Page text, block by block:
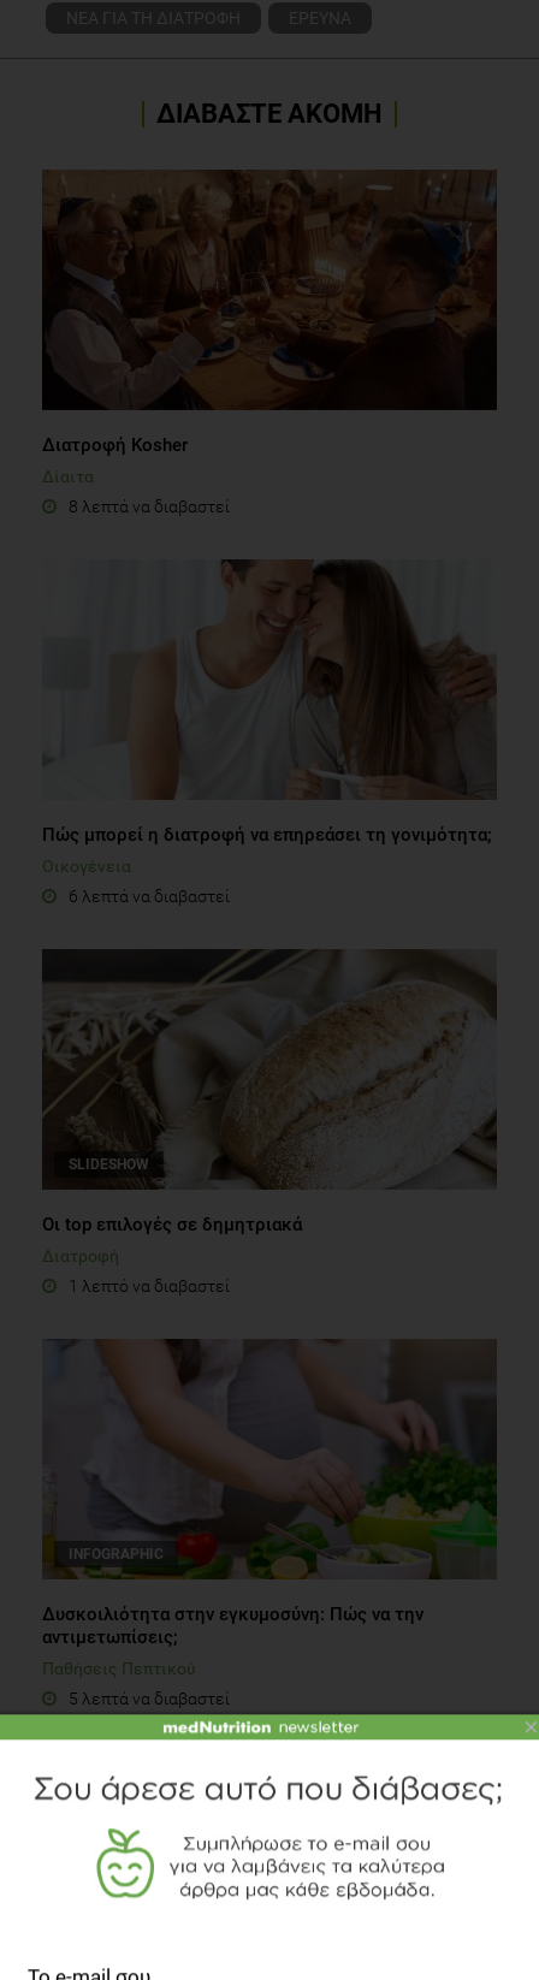
ΝΕΑ ΓΙΑ ΤΗ ΔΙΑΤΡΟΦΗ ΕΡΕΥΝΑ
ΔΙΑΒΑΣΤΕ ΑΚΟΜΗ
Διατροφή Kosher
Δίαιτα
8 λεπτά να διαβαστεί
Πώς μπορεί η διατροφή να επηρεάσει τη γονιμότητα;
Οικογένεια
6 λεπτά να διαβαστεί
SLIDESHOW
Οι top επιλογές σε δημητριακά
Διατροφή
1 λεπτό να διαβαστεί
INFOGRAPHIC
Δυσκοιλιότητα στην εγκυμοσύνη: Πώς να την
αντιμετωπίσεις;
Παθήσεις Πεπτικού
5 λεπτά να διαβαστεί
×